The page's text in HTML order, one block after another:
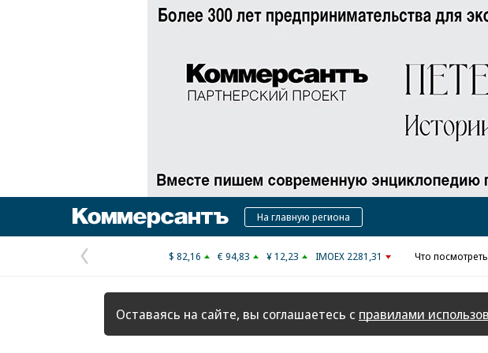
КоммерсантъНа главную региона
Предыдущая
страница
$ 82,16 € 94,83 ¥ 12,23 IMOEX 2281,31 Что
Оставаясь на сайте, вы соглашаетесь с правилами